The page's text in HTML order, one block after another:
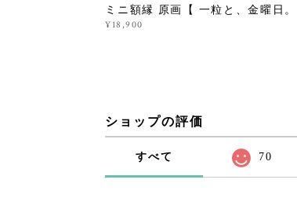
ミニ額縁 原画【 一粒と、金曜日。
¥18,900
ショップの評価
すべて 70